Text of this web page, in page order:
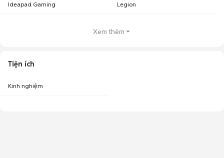
Ideapad Gaming Legion
Xem thêm
Tiện ích
Kinh nghiệm